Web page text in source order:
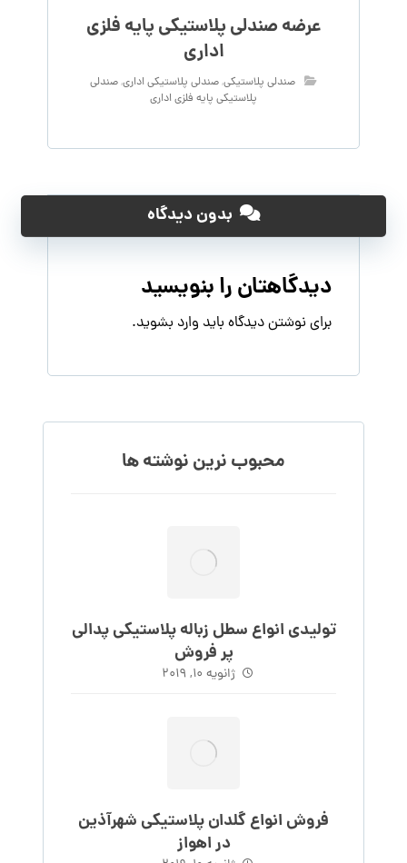
عرضه صندلی پلاستیکی پایه فلزی
اداری
صندلی پلاستیکی,صندلی پلاستیکی اداری,صندلی
پلاستیکی پایه فلزی اداری
بدون دیدگاه
دیدگاهتان را بنویسید
برای نوشتن دیدگاه باید وارد بشوید.
محبوب نرین نوشته ها
تولیدی انواع سطل زباله پلاستیکی پدالی
پر فروش
ژانویه 10, 2019
فروش انواع گلدان پلاستیکی شهرآذین
در اهواز